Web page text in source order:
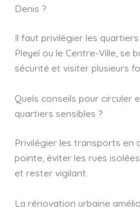
Denis ?
Il faut privilégier les
Pleyel ou le Centre-Ville, se
sécurité et visiter plusieurs
Quels conseils pour circuler
quartiers sensibles ?
Privilégier les transports en
pointe, éviter les rues
et rester vigilant.
La rénovation urbaine